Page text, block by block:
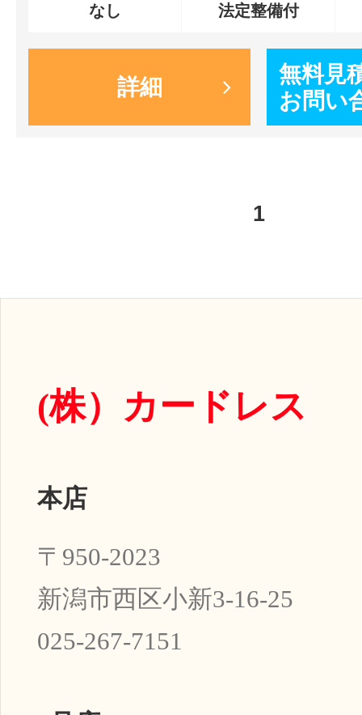
なし 法定整備付
詳細
無料見
お問い
1
(株） カードレス
本店
〒950-2023
新潟市西区小新3-16-25
025-267-7151